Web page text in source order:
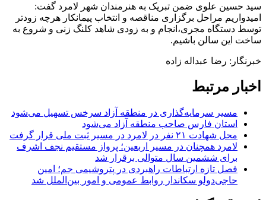
سید حسین علوی ضمن تبریک به هنرمندان شهر لامرد گفت:
امیدواریم مراحل برگزاری مناقصه و انتخاب پیمانکار هرچه زودتر
توسط دستگاه مجری،انجام و به زودی شاهد کلنگ زنی و شروع به
ساخت این سالن باشیم.
خبرنگار: رضا عبداله زاده
اخبار مرتبط
مسیر سرمایه‌گذاری در منطقه آزاد سرخس تسهیل می‌شود
استان فارس صاحب منطقه آزاد می‌شود
محل شهادت ۲۱ نفر در لامرد در مسیر ثبت ملی قرار گرفت
لامرد همچنان در مسیر اربعین؛ پرواز مستقیم نجف اشرف
برای ششمین سال متوالی برقرار شد
فصل تازه ارتباطات راهبردی در پتروشیمی جم؛ امین
حاجی‌دولو سکاندار روابط عمومی و امور بین‌الملل شد